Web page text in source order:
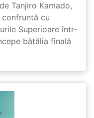
Tanjiro Kamado,
confruntă cu
Superioare într-
bătălia finală